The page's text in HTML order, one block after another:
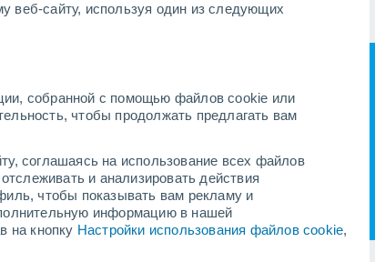
веб-сайту, используя один из следующих
собранной с помощью файлов cookie или
чтобы продолжать предлагать вам
соглашаясь на использование всех файлов
и анализировать действия
чтобы показывать вам рекламу и
информацию в нашей
на кнопку Настройки использования файлов cookie,
Америка - Шир.(+10..-30)
(2
850 ГПА
ГЕОПОТЕНЦИАЛ
| ТЕМП.
500 ГПА
ГЕОПОТЕНЦИАЛ
| ДАВЛЕНИЕ |
ТЕМП.
10 М, ВЕТЕР |